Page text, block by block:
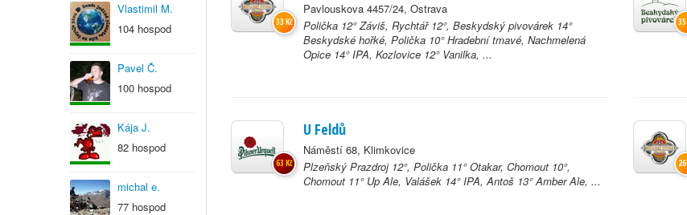
Vlastimil M.
104 hospod
Pavel Č.
100 hospod
Kája J.
82 hospod
michal e.
77 hospod
Pavlouskova 4457/24, Ostrava
Polička 12° Záviš, Rychtář 12°, Beskydský pivovárek 14°
Beskydské hořké, Polička 10° Hradební tmavé, Nachmelená
Opice 14° IPA, Kozlovice 12° Vanilka, ...
33 Kč 35
U Feldů
Náměstí 68, Klimkovice
Plzeňský Prazdroj 12°, Polička 11° Otakar, Chomout 10°,
Chomout 11° Up Ale, Valášek 14° IPA, Antoš 13° Amber Ale, ...
63 Kč